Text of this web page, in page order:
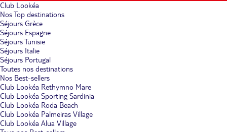
Club Lookéa
Nos Top destinations
Séjours Grèce
Séjours Espagne
Séjours Tunisie
Séjours Italie
Séjours Portugal
Toutes nos destinations
Nos Best-sellers
Club Lookéa Rethymno Mare
Club Lookéa Sporting Sardinia
Club Lookéa Roda Beach
Club Lookéa Palmeiras Village
Club Lookéa Alua Village